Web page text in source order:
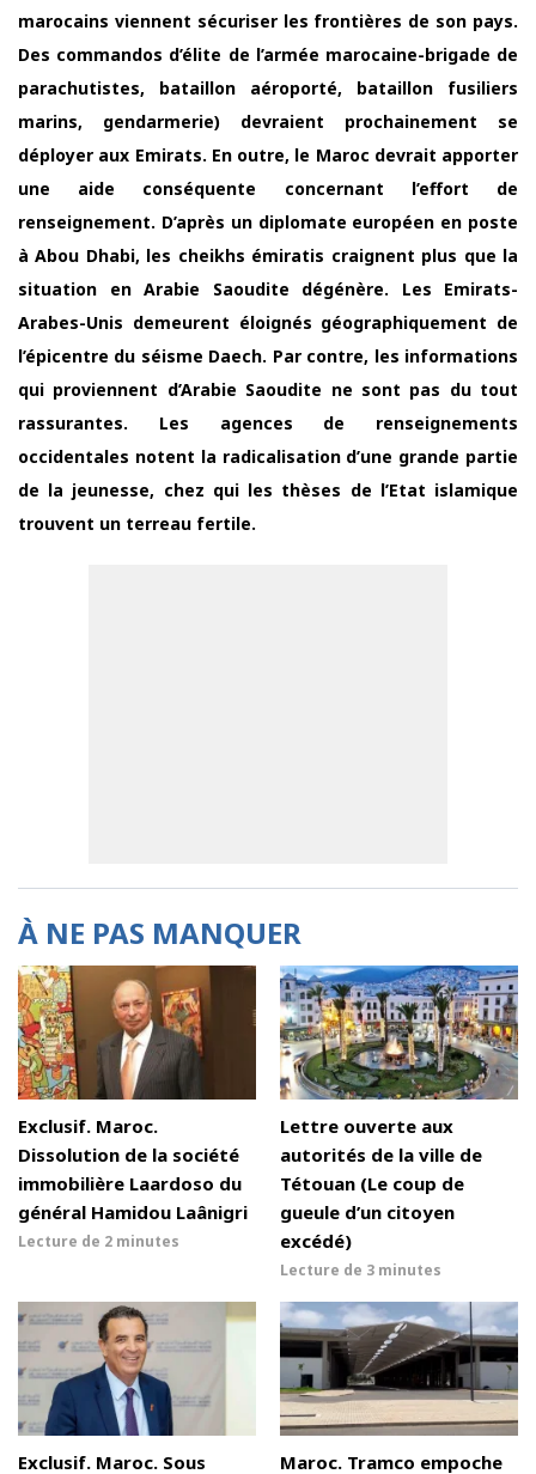
marocains viennent sécuriser les frontières de son pays.
Des commandos d’élite de l’armée marocaine-brigade de
parachutistes, bataillon aéroporté, bataillon fusiliers
marins, gendarmerie) devraient prochainement se
déployer aux Emirats. En outre, le Maroc devrait apporter
une aide conséquente concernant l’effort de
renseignement. D’après un diplomate européen en poste
à Abou Dhabi, les cheikhs émiratis craignent plus que la
situation en Arabie Saoudite dégénère. Les Emirats-
Arabes-Unis demeurent éloignés géographiquement de
l’épicentre du séisme Daech. Par contre, les informations
qui proviennent d’Arabie Saoudite ne sont pas du tout
rassurantes. Les agences de renseignements
occidentales notent la radicalisation d’une grande partie
de la jeunesse, chez qui les thèses de l’Etat islamique
trouvent un terreau fertile.
À NE PAS MANQUER
Exclusif. Maroc.
Dissolution de la société
immobilière Laardoso du
général Hamidou Laânigri
Lecture de 2 minutes
Lettre ouverte aux
autorités de la ville de
Tétouan (Le coup de
gueule d’un citoyen
excédé)
Lecture de 3 minutes
Exclusif. Maroc. Sous Maroc. Tramco empoche